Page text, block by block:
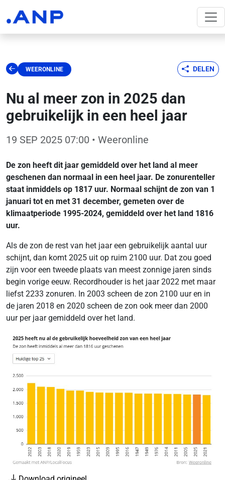
WEERONLINE DELEN
Nu al meer zon in 2025 dan
gebruikelijk in een heel jaar
19 SEP 2025 07:00 • Weeronline
De zon heeft dit jaar gemiddeld over het land al meer
geschenen dan normaal in een heel jaar. De zonurenteller
staat inmiddels op 1817 uur. Normaal schijnt de zon van 1
januari tot en met 31 december, gemeten over de
klimaatperiode 1995-2024, gemiddeld over het land 1816
uur.
Als de zon de rest van het jaar een gebruikelijk aantal uur
schijnt, dan komt 2025 uit op ruim 2100 uur. Dat zou goed
zijn voor een tweede plaats van meest zonnige jaren sinds
begin vorige eeuw. Recordhouder is het jaar 2022 met maar
liefst 2233 zonuren. In 2003 scheen de zon 2100 uur en in
de jaren 2018 en 2020 scheen de zon ook meer dan 2000
uur per jaar gemiddeld over het land.